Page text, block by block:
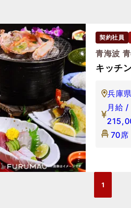
契約社員
青海波
キッチ
兵庫
月給 /
70席
1